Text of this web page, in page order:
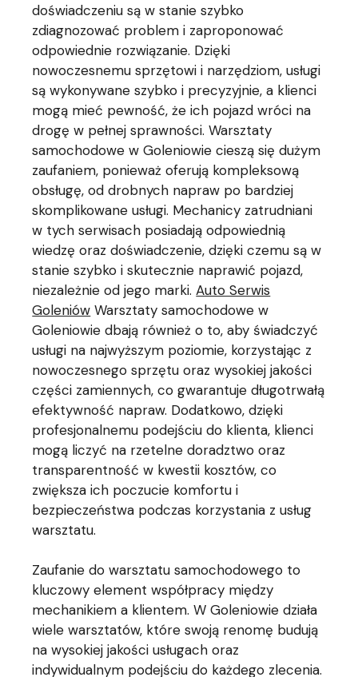
doświadczeniu są w stanie szybko
zdiagnozować problem i zaproponować
odpowiednie rozwiązanie. Dzięki
nowoczesnemu sprzętowi i narzędziom, usługi
są wykonywane szybko i precyzyjnie, a klienci
mogą mieć pewność, że ich pojazd wróci na
drogę w pełnej sprawności. Warsztaty
samochodowe w Goleniowie cieszą się dużym
zaufaniem, ponieważ oferują kompleksową
obsługę, od drobnych napraw po bardziej
skomplikowane usługi. Mechanicy zatrudniani
w tych serwisach posiadają odpowiednią
wiedzę oraz doświadczenie, dzięki czemu są w
stanie szybko i skutecznie naprawić pojazd,
niezależnie od jego marki.Auto Serwis
Goleniów Warsztaty samochodowe w
Goleniowie dbają również o to, aby świadczyć
usługi na najwyższym poziomie, korzystając z
nowoczesnego sprzętu oraz wysokiej jakości
części zamiennych, co gwarantuje długotrwałą
efektywność napraw. Dodatkowo, dzięki
profesjonalnemu podejściu do klienta, klienci
mogą liczyć na rzetelne doradztwo oraz
transparentność w kwestii kosztów, co
zwiększa ich poczucie komfortu i
bezpieczeństwa podczas korzystania z usług
warsztatu.
Zaufanie do warsztatu samochodowego to
kluczowy element współpracy między
mechanikiem a klientem. W Goleniowie działa
wiele warsztatów, które swoją renomę budują
na wysokiej jakości usługach oraz
indywidualnym podejściu do każdego zlecenia.